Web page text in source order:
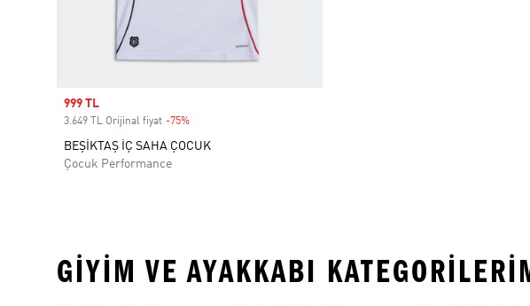
Sale price
999 TL
3.649 TL Orijinal fiyat -75%
BEŞİKTAŞ İÇ SAHA ÇOCUK
Çocuk Performance
GIYIM VE AYAKKABI